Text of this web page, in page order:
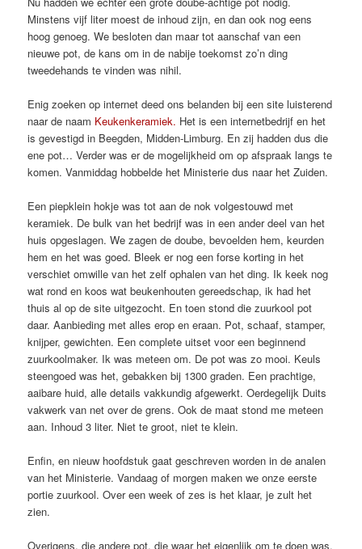
Minstens vijf liter moest de inhoud zijn, en dan ook nog eens
hoog genoeg. We besloten dan maar tot aanschaf van een
nieuwe pot, de kans om in de nabije toekomst zo’n ding
tweedehands te vinden was nihil.
Enig zoeken op internet deed ons belanden bij een site luisterend
naar de naam Keukenkeramiek. Het is een internetbedrijf en het
is gevestigd in Beegden, Midden-Limburg. En zij hadden dus die
ene pot… Verder was er de mogelijkheid om op afspraak langs te
komen. Vanmiddag hobbelde het Ministerie dus naar het Zuiden.
Een piepklein hokje was tot aan de nok volgestouwd met
keramiek. De bulk van het bedrijf was in een ander deel van het
huis opgeslagen. We zagen de doube, bevoelden hem, keurden
hem en het was goed. Bleek er nog een forse korting in het
verschiet omwille van het zelf ophalen van het ding. Ik keek nog
wat rond en koos wat beukenhouten gereedschap, ik had het
thuis al op de site uitgezocht. En toen stond die zuurkool pot
daar. Aanbieding met alles erop en eraan. Pot, schaaf, stamper,
knijper, gewichten. Een complete uitset voor een beginnend
zuurkoolmaker. Ik was meteen om. De pot was zo mooi. Keuls
steengoed was het, gebakken bij 1300 graden. Een prachtige,
aaibare huid, alle details vakkundig afgewerkt. Oerdegelijk Duits
vakwerk van net over de grens. Ook de maat stond me meteen
aan. Inhoud 3 liter. Niet te groot, niet te klein.
Enfin, en nieuw hoofdstuk gaat geschreven worden in de analen
van het Ministerie. Vandaag of morgen maken we onze eerste
portie zuurkool. Over een week of zes is het klaar, je zult het
zien.
Overigens, die andere pot, die waar het eigenlijk om te doen was,